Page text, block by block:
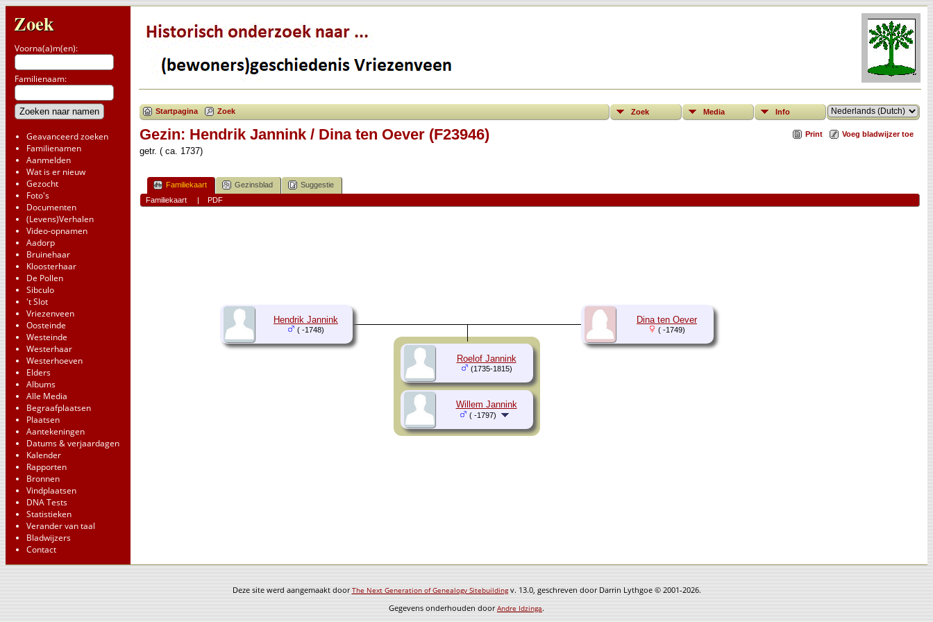
Zoek
Voorna(a)m(en):
Familienaam:
Geavanceerd zoeken
Familienamen
Aanmelden
Wat is er nieuw
Gezocht
Foto's
Documenten
(Levens)Verhalen
Video-opnamen
Aadorp
Bruinehaar
Kloosterhaar
De Pollen
Sibculo
't Slot
Vriezenveen
Oosteinde
Westeinde
Westerhaar
Westerhoeven
Elders
Albums
Alle Media
Begraafplaatsen
Plaatsen
Aantekeningen
Datums & verjaardagen
Kalender
Rapporten
Bronnen
Vindplaatsen
DNA Tests
Statistieken
Verander van taal
Bladwijzers
Contact
Startpagina Zoek Zoek Media Info
Print Voeg bladwijzer toe
Gezin: Hendrik Jannink / Dina ten Oever (F23946)
getr. ( ca. 1737)
Familiekaart Gezinsblad
Suggestie
Familiekaart
| PDF
Hendrik Jannink
( -1748)
Dina ten Oever
( -1749)
Roelof Jannink
(1735-1815)
Willem Jannink
( -1797)
Deze site werd aangemaakt doorThe Next Generation of Genealogy Sitebuildingv. 13.0, geschreven door Darrin Lythgoe © 2001-2026.
Gegevens onderhouden doorAndre Idzinga.